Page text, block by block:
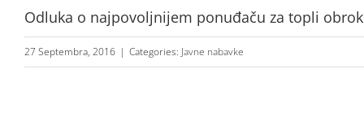
Odluka o najpovoljnijem ponuđaču za topli obrok
27 Septembra, 2016 | Categories: Javne nabavke